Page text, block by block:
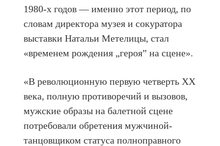
1980-х годов — именно этот период, по
словам директора музея и сокуратора
выставки Натальи Метелицы, стал
«временем рождения „героя” на сцене».
«В революционную первую четверть ХХ
века, полную противоречий и вызовов,
мужские образы на балетной сцене
потребовали обретения мужчиной-
танцовщиком статуса полноправного